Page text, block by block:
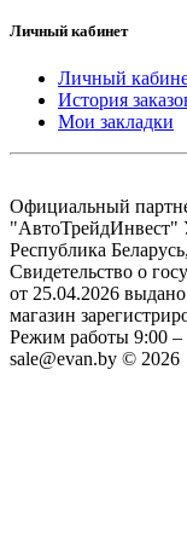
Личный кабинет
Личный
История
Мои закладки
Официальный
"АвтоТрейдИнвест"
Республика
Свидетельство о
от 25.04.2026
магазин
Режим работы 9:00 –
sale@evan.by © 2026